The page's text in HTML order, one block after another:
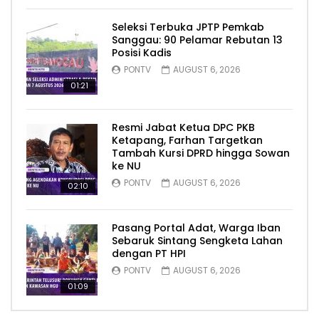
01:21
Seleksi Terbuka JPTP Pemkab
Sanggau: 90 Pelamar Rebutan 13
Posisi Kadis
PONTV AUGUST 6, 2026
02:10
Resmi Jabat Ketua DPC PKB
Ketapang, Farhan Targetkan
Tambah Kursi DPRD hingga Sowan
ke NU
PONTV AUGUST 6, 2026
01:09
Pasang Portal Adat, Warga Iban
Sebaruk Sintang Sengketa Lahan
dengan PT HPI
PONTV AUGUST 6, 2026